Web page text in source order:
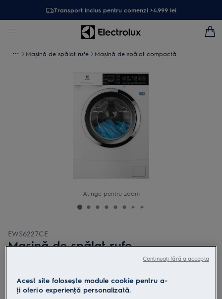
Transport inclus pentru comenzi >4.999 lei
Maşină de spălat rufe Mașină de spălat compactă
Atinge pentru zoom
EWS6227CE
Mașină de spălat rufe
PerfectCare600 clasă A 7.0 kg
Acest site folosește module cookie pentru a-
ţi oferi o experienţă personalizată.
Continuați fără a accepta